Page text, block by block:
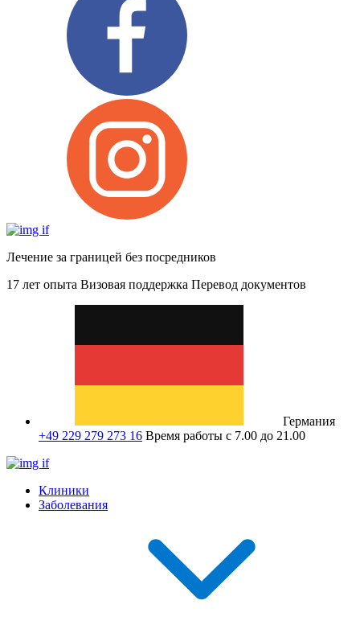
Лечение за границей без посредников
17 лет опыта Визовая поддержка Перевод документов
Германия
+49 229 279 273 16 Время работы с 7.00 до 21.00
Клиники
Заболевания